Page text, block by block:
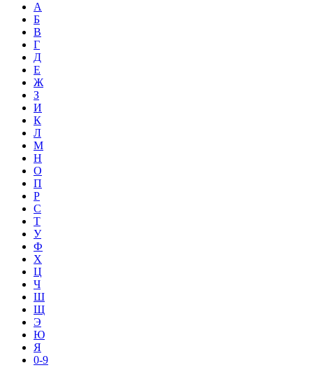
А
Б
В
Г
Д
Е
Ж
З
И
К
Л
М
Н
О
П
Р
С
Т
У
Ф
Х
Ц
Ч
Ш
Щ
Э
Ю
Я
0-9